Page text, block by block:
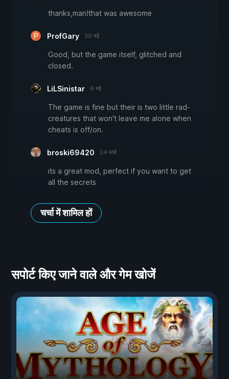
thanks,man!that was awesome
ProfGary 30 मई
Good, but the game itself, glitched and
closed.
LiLSinistar 6 मई
The game is fine but their is two little rad-
creatures that won't leave me alone when
cheats is off/on.
broski69420 24 मार्च
its a great mod, perfect if you want to get
all the secrets
चर्चा में शामिल हों
सपोर्ट किए जाने वाले और गेम खोजें